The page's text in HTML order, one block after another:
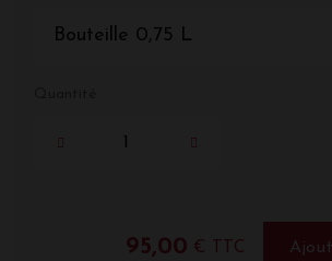
Bouteille 0,75 L
95,00 € TTC